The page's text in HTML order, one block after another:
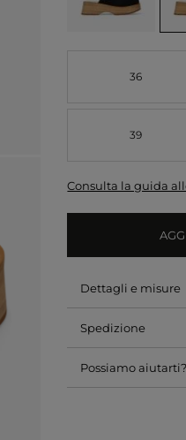
36
39
Consulta la guida
Dettagli e misure
Spedizione
Possiamo aiutarti?